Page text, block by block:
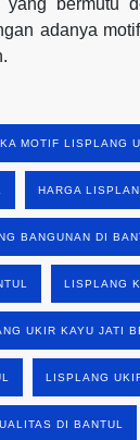
bermutu
adanya
MOTIF LISPLANG
HARGA
BANGUNAN DI
LISPLANG
UKIR KAYU JATI
LISPLANG
DI BANTUL